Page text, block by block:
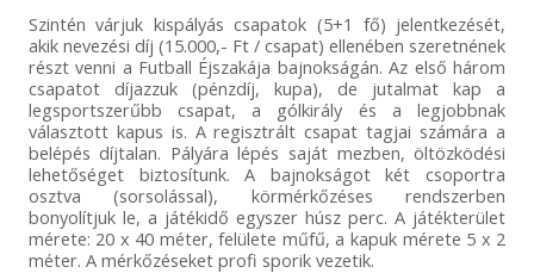
Szintén várjuk kispályás csapatok (5+1 fő) jelentkezését,
akik nevezési díj (15.000,- Ft / csapat) ellenében szeretnének
részt venni a Futball Éjszakája bajnokságán. Az első három
csapatot díjazzuk (pénzdíj, kupa), de jutalmat kap a
legsportszerűbb csapat, a gólkirály és a legjobbnak
választott kapus is. A regisztrált csapat tagjai számára a
belépés díjtalan. Pályára lépés saját mezben, öltözködési
lehetőséget biztosítunk. A bajnokságot két csoportra
osztva (sorsolással), körmérkőzéses rendszerben
bonyolítjuk le, a játékidő egyszer húsz perc. A játékterület
mérete: 20 x 40 méter, felülete műfű, a kapuk mérete 5 x 2
méter. A mérkőzéseket profi sporik vezetik.